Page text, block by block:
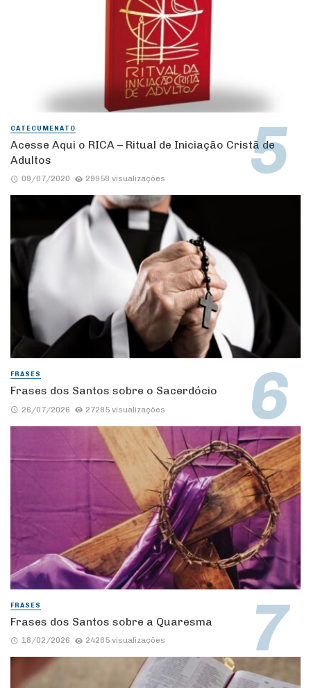
CATECUMENATO
Acesse Aqui o RICA – Ritual de Iniciação Cristã de
Adultos
09/07/2020 29958 visualizações
FRASES
Frases dos Santos sobre o Sacerdócio
26/07/2026 27285 visualizações
FRASES
Frases dos Santos sobre a Quaresma
18/02/2026 24285 visualizações